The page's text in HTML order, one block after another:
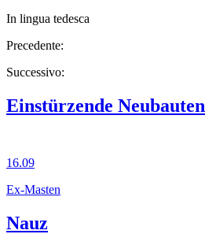
In lingua tedesca
Precedente:
Successivo:
Einstürzende Neubauten
16.09
Ex-Masten
Nauz